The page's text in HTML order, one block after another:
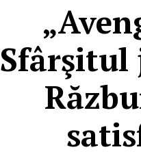
Sfârşitul